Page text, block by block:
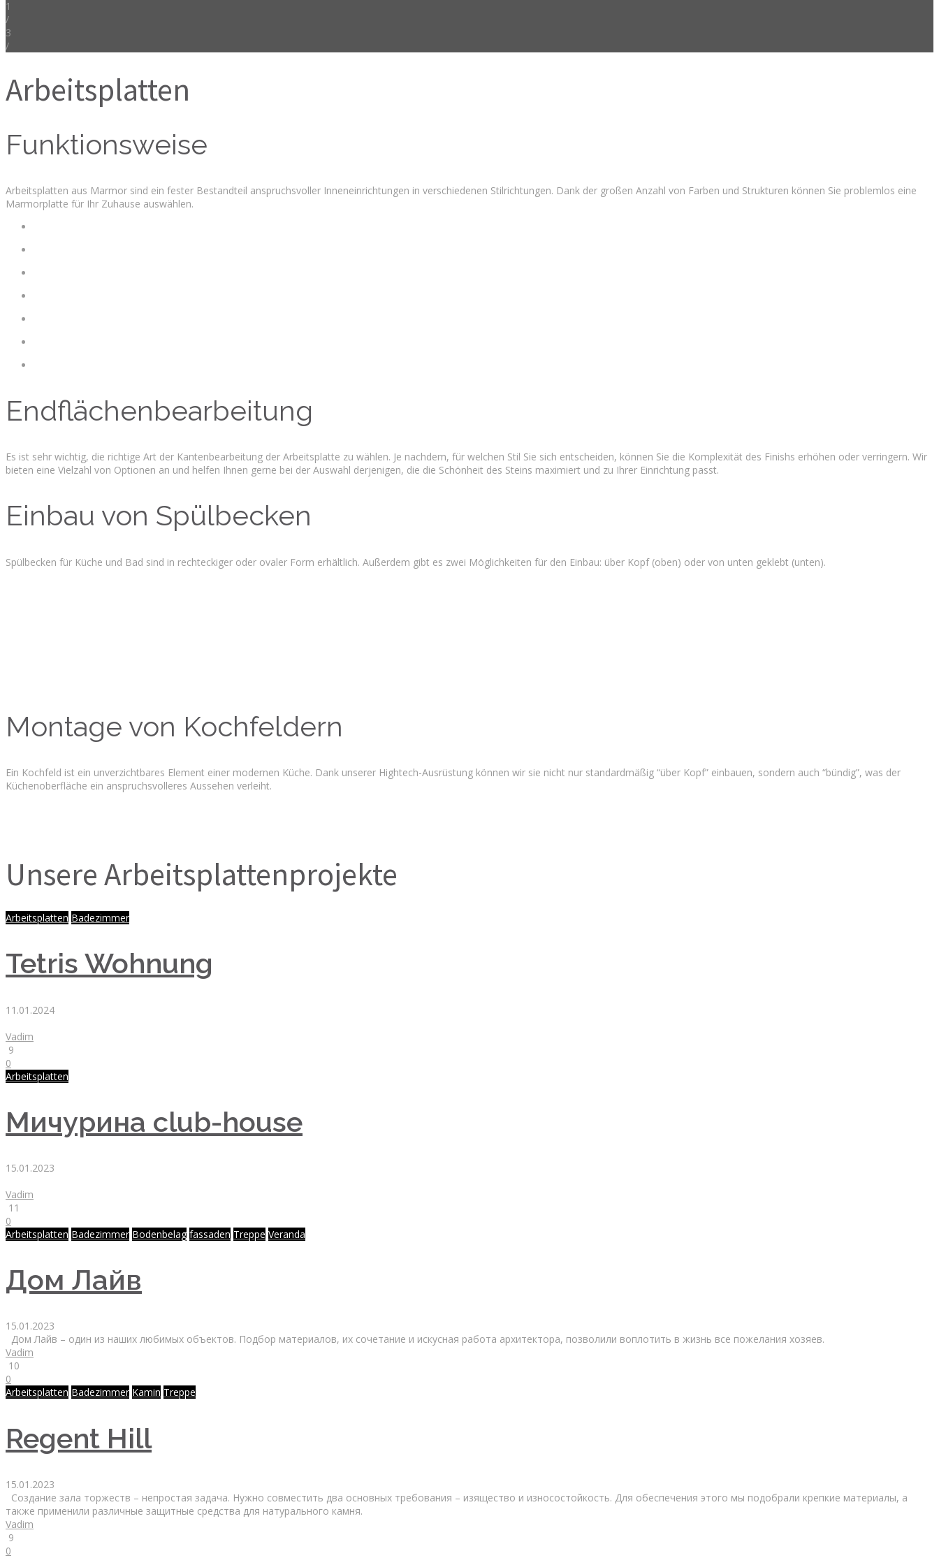
1
/
3
/
Arbeitsplatten
Funktionsweise
Arbeitsplatten aus Marmor sind ein fester Bestandteil anspruchsvoller Inneneinrichtungen in verschiedenen Stilrichtungen. Dank der großen Anzahl von Farben und Strukturen können Sie problemlos eine
Marmorplatte für Ihr Zuhause auswählen.
Endflächenbearbeitung
Es ist sehr wichtig, die richtige Art der Kantenbearbeitung der Arbeitsplatte zu wählen. Je nachdem, für welchen Stil Sie sich entscheiden, können Sie die Komplexität des Finishs erhöhen oder verringern. Wir
bieten eine Vielzahl von Optionen an und helfen Ihnen gerne bei der Auswahl derjenigen, die die Schönheit des Steins maximiert und zu Ihrer Einrichtung passt.
Einbau von Spülbecken
Spülbecken für Küche und Bad sind in rechteckiger oder ovaler Form erhältlich. Außerdem gibt es zwei Möglichkeiten für den Einbau: über Kopf (oben) oder von unten geklebt (unten).
Montage von Kochfeldern
Ein Kochfeld ist ein unverzichtbares Element einer modernen Küche. Dank unserer Hightech-Ausrüstung können wir sie nicht nur standardmäßig “über Kopf” einbauen, sondern auch “bündig”, was der
Küchenoberfläche ein anspruchsvolleres Aussehen verleiht.
Unsere Arbeitsplattenprojekte
Arbeitsplatten Badezimmer
Tetris Wohnung
11.01.2024
Vadim
9
0
Arbeitsplatten
Мичурина club-house
15.01.2023
Vadim
11
0
Arbeitsplatten Badezimmer Bodenbelag fassaden Treppe Veranda
Дом Лайв
15.01.2023
Дом Лайв – один из наших любимых объектов. Подбор материалов, их сочетание и искусная работа архитектора, позволили воплотить в жизнь все пожелания хозяев.
Vadim
10
0
Arbeitsplatten Badezimmer Kamin Treppe
Regent Hill
15.01.2023
Создание зала торжеств – непростая задача. Нужно совместить два основных требования – изящество и износостойкость. Для обеспечения этого мы подобрали крепкие материалы, а
также применили различные защитные средства для натурального камня.
Vadim
9
0